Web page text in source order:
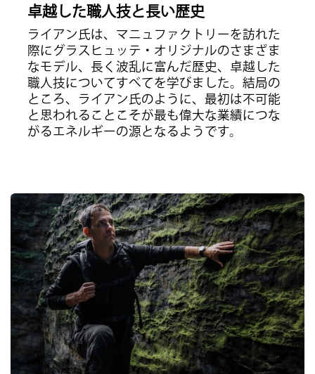
卓越した職人技と長い歴史
ライアン氏は、マニュファクトリーを訪れた
際にグラスヒュッテ・オリジナルのさまざま
なモデル、長く波乱に富んだ歴史、卓越した
職人技についてすべてを学びました。結局の
ところ、ライアン氏のように、最初は不可能
と思われることこそが最も偉大な業績につな
がるエネルギーの源となるようです。